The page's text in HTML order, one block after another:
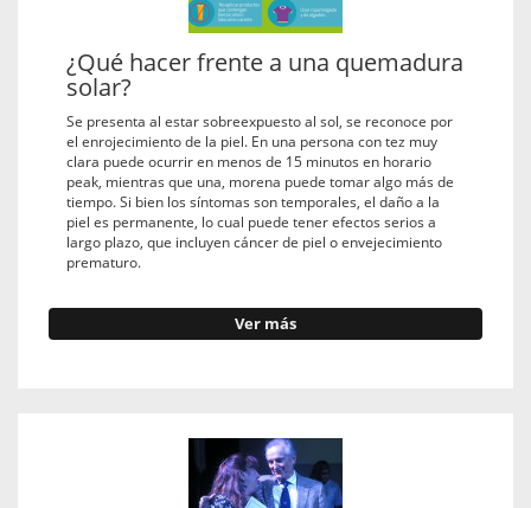
¿Qué hacer frente a una quemadura
solar?
Se presenta al estar sobreexpuesto al sol, se reconoce por
el enrojecimiento de la piel. En una persona con tez muy
clara puede ocurrir en menos de 15 minutos en horario
peak, mientras que una, morena puede tomar algo más de
tiempo. Si bien los síntomas son temporales, el daño a la
piel es permanente, lo cual puede tener efectos serios a
largo plazo, que incluyen cáncer de piel o envejecimiento
prematuro.
Ver más